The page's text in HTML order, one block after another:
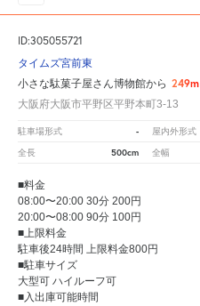
ID:305055721
タイムズ宮前東
小さな駄菓子屋さん博物館から 249m
大阪府大阪市平野区平野本町3-13
駐車場形式 - 屋内外形式
全長 500cm 全幅
■料金
08:00〜20:00 30分 200円
20:00〜08:00 90分 100円
■上限料金
駐車後24時間 上限料金800円
■駐車サイズ
大型可 ハイルーフ可
■入出庫可能時間